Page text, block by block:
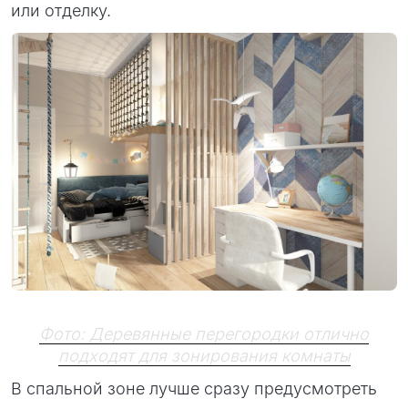
или отделку.
Фото: Деревянные перегородки отлично
подходят для зонирования комнаты
В спальной зоне лучше сразу предусмотреть